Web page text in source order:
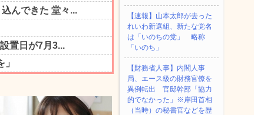
【速報】山本太郎が去った
れいわ新選組、新たな党名
は「いのちの党」 略称
「いのち」
【財務省人事】内閣人事
局、エース級の財務官僚を
異例転出 官邸幹部「協力
的でなかった」※岸田首相
（当時）の秘書官などを歴